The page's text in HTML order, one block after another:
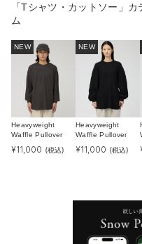
「Tシャツ・カットソー」
ム
NEW
Heavyweight
Waffle Pullover
¥11,000 (税込)
NEW
Heavyweight
Waffle Pullover
¥11,000 (税込)